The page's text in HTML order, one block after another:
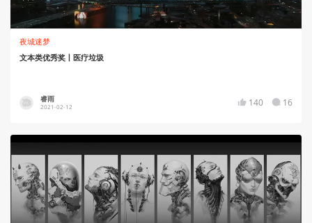
夜城迷梦
文本类优秀奖丨医疗垃圾
睿雨
2021-02-12 140 16